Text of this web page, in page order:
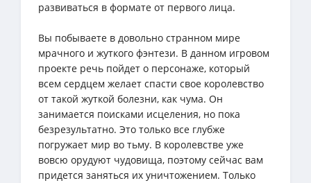
развиваться в формате от первого лица.
Вы побываете в довольно странном мире
мрачного и жуткого фэнтези. В данном игровом
проекте речь пойдет о персонаже, который
всем сердцем желает спасти свое королевство
от такой жуткой болезни, как чума. Он
занимается поисками исцеления, но пока
безрезультатно. Это только все глубже
погружает мир во тьму. В королевстве уже
вовсю орудуют чудовища, поэтому сейчас вам
придется заняться их уничтожением. Только